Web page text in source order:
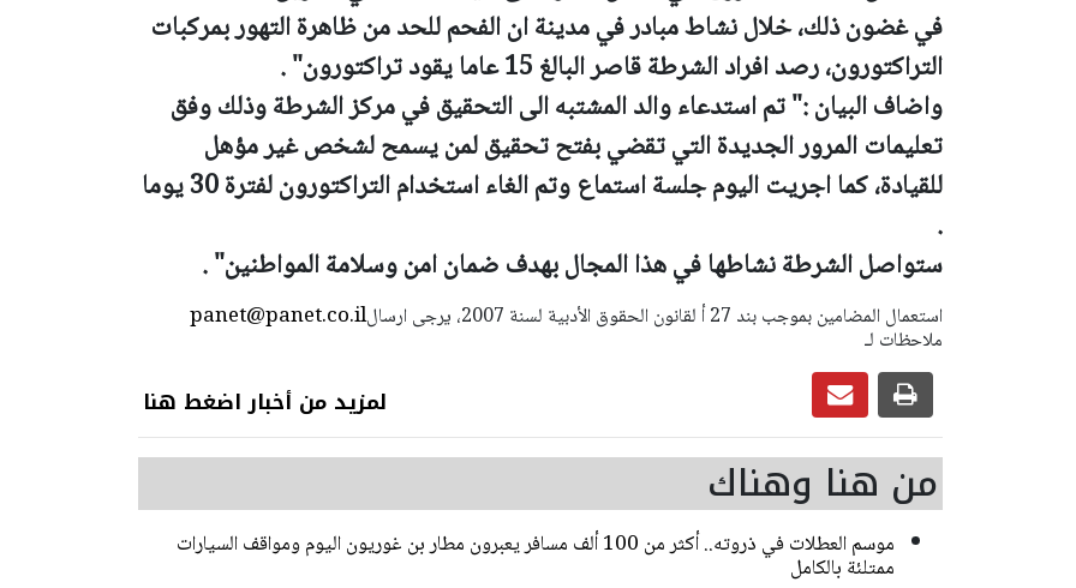
في غضون ذلك، خلال نشاط مبادر في مدينة ان الفحم للحد من ظاهرة التهور بمركبات
التراكتورون، رصد افراد الشرطة قاصر البالغ 15 عاما يقود تراكتورون" .
واضاف البيان :"تم استدعاء والد المشتبه الى التحقيق في مركز الشرطة وذلك وفق
تعليمات المرور الجديدة التي تقضي بفتح تحقيق لمن يسمح لشخص غير مؤهل
للقيادة، كما اجريت اليوم جلسة استماع وتم الغاء استخدام التراكتورون لفترة 30 يوما
.
ستواصل الشرطة نشاطها في هذا المجال بهدف ضمان امن وسلامة المواطنين" .
panet@panet.co.ilاستعمال المضامين بموجب بند 27 أ لقانون الحقوق الأدبية لسنة 2007، يرجى ارسال
ملاحظات لـ
لمزيد من أخبار اضغط هنا
من هنا وهناك
موسم العطلات في ذروته.. أكثر من 100 ألف مسافر يعبرون مطار بن غوريون اليوم ومواقف السيارات
ممتلئة بالكامل